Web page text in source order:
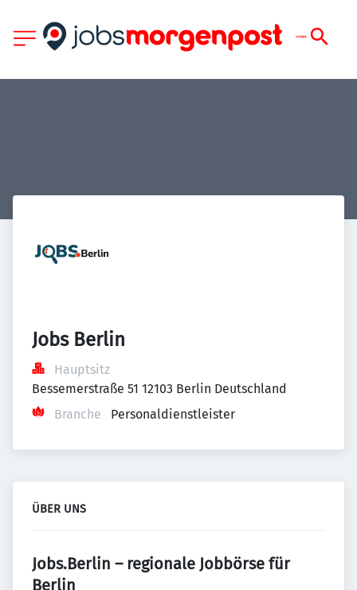
Jobs Berlin
Hauptsitz
Bessemerstraße 51 12103 Berlin Deutschland
Branche
Personaldienstleister
ÜBER UNS
Jobs.Berlin – regionale Jobbörse für
Berlin